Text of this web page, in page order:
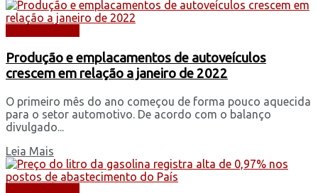
Produção e emplacamentos de autoveículos
crescem em relação a janeiro de 2022
O primeiro mês do ano começou de forma pouco aquecida
para o setor automotivo. De acordo com o balanço
divulgado...
Leia Mais